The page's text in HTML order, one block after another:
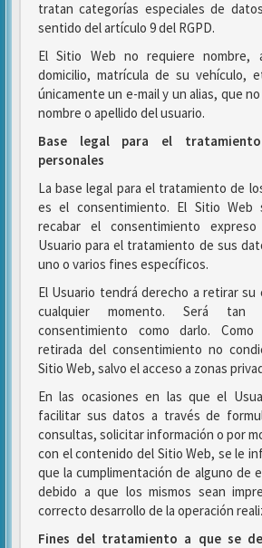
tratan categorías especiales de
sentido del artículo 9 del RGPD.
El Sitio Web no requiere nombre,
domicilio, matrícula de su vehículo,
únicamente un e-mail y un alias, que
nombre o apellido del usuario.
Base legal para el
personales
La base legal para el tratamiento de
es el consentimiento. El Sitio Web
recabar el consentimiento
Usuario para el tratamiento de sus
uno o varios fines específicos.
El Usuario tendrá derecho a retirar
cualquier momento. Será
consentimiento como darlo.
retirada del consentimiento no
Sitio Web, salvo el acceso a zonas
En las ocasiones en las que el
facilitar sus datos a través de
consultas, solicitar información o por
con el contenido del Sitio Web, se le
que la cumplimentación de alguno de
debido a que los mismos sean
correcto desarrollo de la operación
Fines del tratamiento a que se